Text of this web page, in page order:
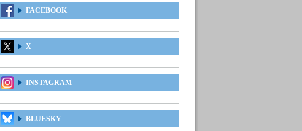
FACEBOOK
X
INSTAGRAM
BLUESKY